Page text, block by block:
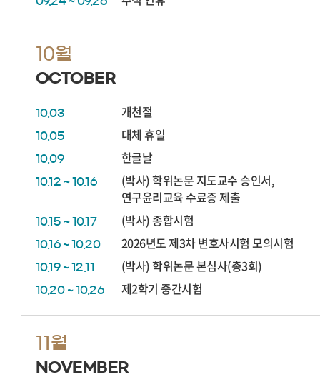
10월
OCTOBER
10.03 개천절
10.05 대체 휴일
10.09 한글날
10.12 ~ 10.16
(박사) 학위논문 지도교수 승인서,
연구윤리교육 수료증 제출
10.15 ~ 10.17 (박사) 종합시험
10.16 ~ 10.20 2026년도 제3차 변호사시험 모의시험
10.19 ~ 12.11 (박사) 학위논문 본심사(총3회)
10.20 ~ 10.26 제2학기 중간시험
11월
NOVEMBER